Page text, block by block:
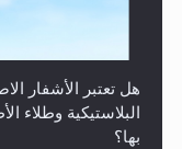
هل يُحسب حول الزكاة